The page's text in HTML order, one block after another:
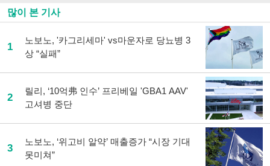
많이 본 기사
1
노보노, '카그리세마' vs마운자로 당뇨병 3
상 “실패”
2
릴리, ‘10억弗 인수’ 프리베일 'GBA1 AAV'
고셔병 중단
3
노보노, ‘위고비 알약’ 매출증가 “시장 기대
못미쳐”